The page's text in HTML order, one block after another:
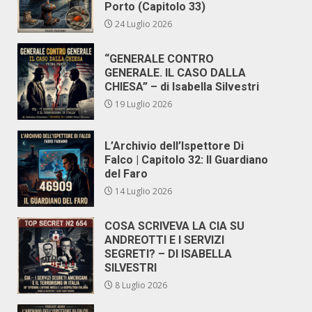
Porto (Capitolo 33)
24 Luglio 2026
“GENERALE CONTRO
GENERALE. IL CASO DALLA
CHIESA” – di Isabella Silvestri
19 Luglio 2026
L’Archivio dell’Ispettore Di
Falco | Capitolo 32: Il Guardiano
del Faro
14 Luglio 2026
COSA SCRIVEVA LA CIA SU
ANDREOTTI E I SERVIZI
SEGRETI? – DI ISABELLA
SILVESTRI
8 Luglio 2026